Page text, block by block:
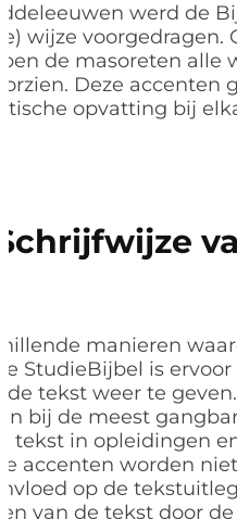
werd de
wijze voorgedragen.
de masoreten alle
Deze accenten
opvatting bij
manieren
StudieBijbel is
tekst weer te
bij de meest
tekst in opleidingen
accenten worden
op de
van de tekst door